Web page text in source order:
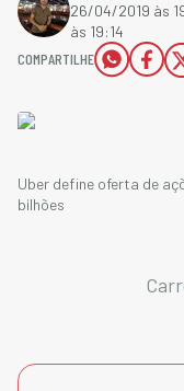
26/04/2019 às
às 19:14
COMPARTILHE
Uber define oferta de
bilhões